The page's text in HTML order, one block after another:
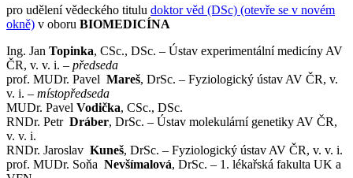
pro udělení vědeckého titulu doktor věd (DSc) (otevře se v novém
okně) v oboru BIOMEDICÍNA
Ing. Jan Topinka, CSc., DSc. – Ústav experimentální medicíny AV
ČR, v. v. i. – předseda
prof. MUDr. Pavel Mareš, DrSc. – Fyziologický ústav AV ČR, v.
v. i. – místopředseda
MUDr. Pavel Vodička, CSc., DSc.
RNDr. Petr Dráber, DrSc. – Ústav molekulární genetiky AV ČR,
v. v. i.
RNDr. Jaroslav Kuneš, DrSc. – Fyziologický ústav AV ČR, v. v. i.
prof. MUDr. Soňa Nevšímalová, DrSc. – 1. lékařská fakulta UK a